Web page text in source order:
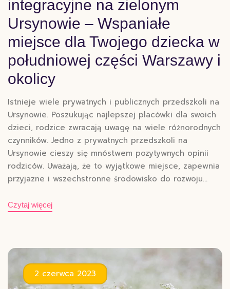
integracyjne na zielonym
Ursynowie – Wspaniałe
miejsce dla Twojego dziecka w
południowej części Warszawy i
okolicy
Istnieje wiele prywatnych i publicznych przedszkoli na
Ursynowie. Poszukując najlepszej placówki dla swoich
dzieci, rodzice zwracają uwagę na wiele różnorodnych
czynników. Jedno z prywatnych przedszkoli na
Ursynowie cieszy się mnóstwem pozytywnych opinii
rodziców. Uważają, że to wyjątkowe miejsce, zapewnia
przyjazne i wszechstronne środowisko do rozwoju…
Czytaj więcej
2 czerwca 2023